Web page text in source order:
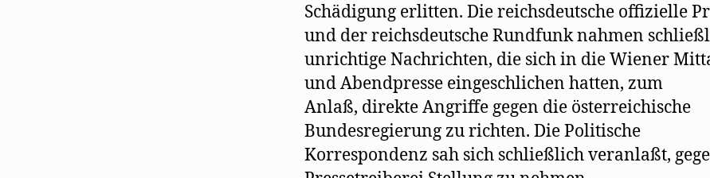
Schädigung erlitten. Die reichsdeutsche offizielle
und der reichsdeutsche Rundfunk nahmen
unrichtige Nachrichten, die sich in die Wiener
und Abendpresse eingeschlichen hatten, zum
Anlaß, direkte Angriffe gegen die österreichische
Bundesregierung zu richten. Die Politische
Korrespondenz sah sich schließlich veranlaßt,